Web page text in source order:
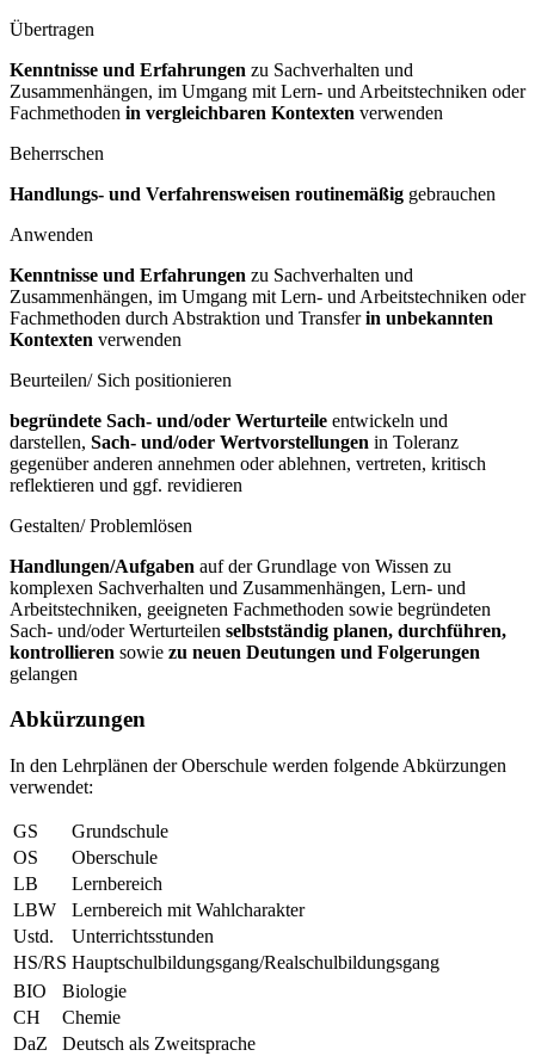
Übertragen
Kenntnisse und Erfahrungen zu Sachverhalten und
Zusammenhängen, im Umgang mit Lern- und Arbeitstechniken oder
Fachmethoden in vergleichbaren Kontexten verwenden
Beherrschen
Handlungs- und Verfahrensweisen routinemäßig gebrauchen
Anwenden
Kenntnisse und Erfahrungen zu Sachverhalten und
Zusammenhängen, im Umgang mit Lern- und Arbeitstechniken oder
Fachmethoden durch Abstraktion und Transferin unbekannten
Kontexten verwenden
Beurteilen/ Sich positionieren
begründete Sach- und/oder Werturteile entwickeln und
darstellen, Sach- und/oder Wertvorstellungen in Toleranz
gegenüber anderen annehmen oder ablehnen, vertreten, kritisch
reflektieren und ggf. revidieren
Gestalten/ Problemlösen
Handlungen/Aufgaben auf der Grundlage von Wissen zu
komplexen Sachverhalten und Zusammenhängen, Lern- und
Arbeitstechniken, geeigneten Fachmethoden sowie begründeten
Sach- und/oder Werturteilen selbstständig planen, durchführen,
kontrollieren sowie zu neuen Deutungen und Folgerungen
gelangen
Abkürzungen
In den Lehrplänen der Oberschule werden folgende Abkürzungen
verwendet:
GS
Grundschule
OS
Oberschule
LB
Lernbereich
LBW
Lernbereich mit Wahlcharakter
Ustd.
Unterrichtsstunden
HS/RS Hauptschulbildungsgang/Realschulbildungsgang
BIO
Biologie
CH
Chemie
DaZ
Deutsch als Zweitsprache